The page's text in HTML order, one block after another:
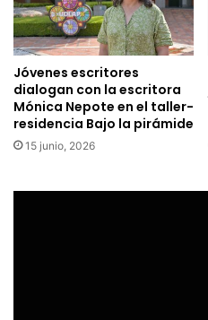
Jóvenes escritores
dialogan con la escritora
Mónica Nepote en el taller-
residencia Bajo la pirámide
15 junio, 2026